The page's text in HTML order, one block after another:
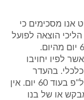
מסכימים כי
הוצאה לפועל
בתיק 0169528977 יעוכבו למשך 60 יום מהיום.
לפיו יחויבו
בהעדר
הסכם- יחודשו ההליכים בתיק ההוצל"פ בעוד 60 יום. אין
או של בנו